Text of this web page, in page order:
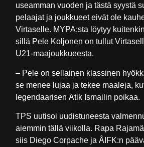
useamman vuoden ja tästä syystä
pelaajat ja joukkueet eivät ole
Virtaselle. MYPA:sta löytyy
sillä Pele Koljonen on tullut
U21-maajoukkueesta.
– Pele on sellainen klassinen
se menee lujaa ja tekee maaleja,
legendaarisen Atik Ismailin poikaa.
TPS uutisoi uudistuneesta
aiemmin tällä viikolla. Rapa
siis Diego Corpache ja ÅIFK:n